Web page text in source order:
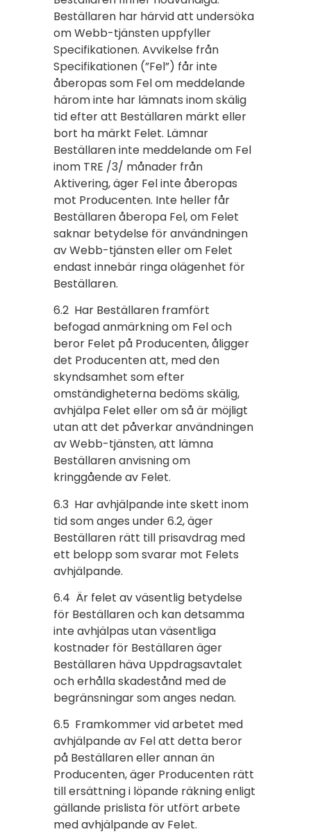
Beställaren har härvid att undersöka
om Webb-tjänsten uppfyller
Specifikationen. Avvikelse från
Specifikationen (”Fel”) får inte
åberopas som Fel om meddelande
härom inte har lämnats inom skälig
tid efter att Beställaren märkt eller
bort ha märkt Felet. Lämnar
Beställaren inte meddelande om Fel
inom TRE /3/ månader från
Aktivering, äger Fel inte åberopas
mot Producenten. Inte heller får
Beställaren åberopa Fel, om Felet
saknar betydelse för användningen
av Webb-tjänsten eller om Felet
endast innebär ringa olägenhet för
Beställaren.
6.2 Har Beställaren framfört
befogad anmärkning om Fel och
beror Felet på Producenten, åligger
det Producenten att, med den
skyndsamhet som efter
omständigheterna bedöms skälig,
avhjälpa Felet eller om så är möjligt
utan att det påverkar användningen
av Webb-tjänsten, att lämna
Beställaren anvisning om
kringgående av Felet.
6.3 Har avhjälpande inte skett inom
tid som anges under 6.2, äger
Beställaren rätt till prisavdrag med
ett belopp som svarar mot Felets
avhjälpande.
6.4 Är felet av väsentlig betydelse
för Beställaren och kan detsamma
inte avhjälpas utan väsentliga
kostnader för Beställaren äger
Beställaren häva Uppdragsavtalet
och erhålla skadestånd med de
begränsningar som anges nedan.
6.5 Framkommer vid arbetet med
avhjälpande av Fel att detta beror
på Beställaren eller annan än
Producenten, äger Producenten rätt
till ersättning i löpande räkning enligt
gällande prislista för utfört arbete
med avhjälpande av Felet.